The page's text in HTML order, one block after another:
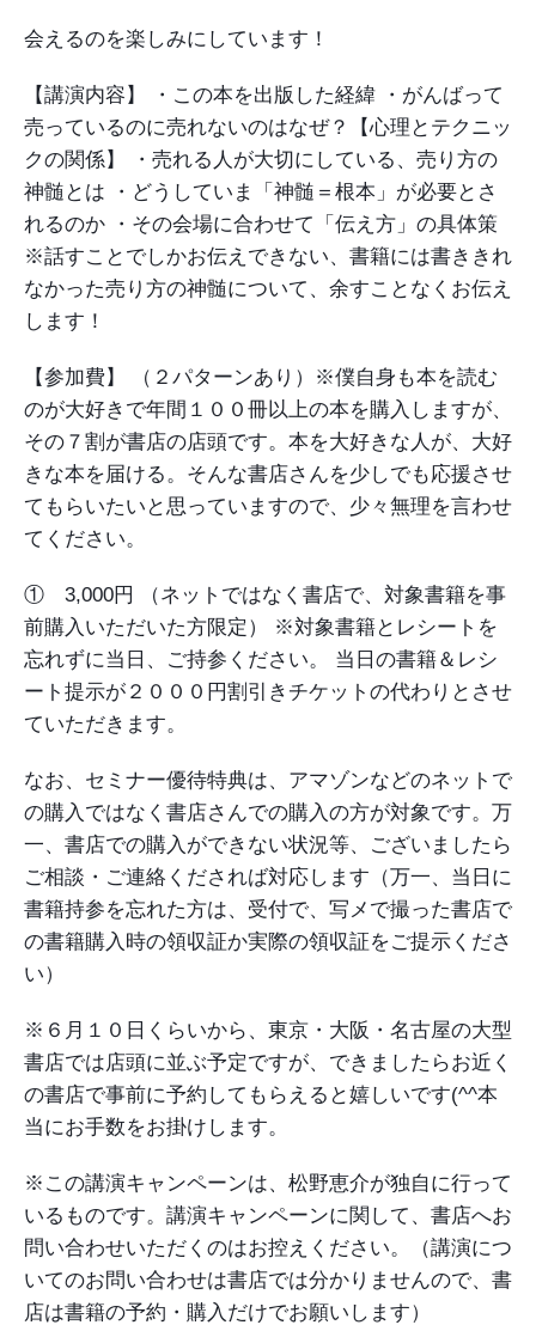
会えるのを楽しみにしています！
【講演内容】 ・この本を出版した経緯 ・がんばって
売っているのに売れないのはなぜ？【心理とテクニッ
クの関係】
・売れる人が大切にしている、売り方の
神髄とは ・どうしていま「神髄＝根本」が必要とさ
れるのか ・その会場に合わせて「伝え方」の具体策
※話すことでしかお伝えできない、書籍には書ききれ
なかった売り方の神髄について、余すことなくお伝え
します！
【参加費】
（２パターンあり）※僕自身も本を読む
のが大好きで年間１００冊以上の本を購入しますが、
その７割が書店の店頭です。本を大好きな人が、大好
きな本を届ける。そんな書店さんを少しでも応援させ
てもらいたいと思っていますので、少々無理を言わせ
てください。
① 3,000円
（ネットではなく書店で、対象書籍を事
前購入いただいた方限定）
※対象書籍とレシートを
忘れずに当日、ご持参ください。
当日の書籍＆レシ
ート提示が２０００円割引きチケットの代わりとさせ
ていただきます。
なお、セミナー優待特典は、アマゾンなどのネットで
の購入ではなく書店さんでの購入の方が対象です。万
一、書店での購入ができない状況等、ございましたら
ご相談・ご連絡くだされば対応します（万一、当日に
書籍持参を忘れた方は、受付で、写メで撮った書店で
の書籍購入時の領収証か実際の領収証をご提示くださ
い）
※６月１０日くらいから、東京・大阪・名古屋の大型
書店では店頭に並ぶ予定ですが、できましたらお近く
の書店で事前に予約してもらえると嬉しいです(^^本
当にお手数をお掛けします。
※この講演キャンペーンは、松野恵介が独自に行って
いるものです。講演キャンペーンに関して、書店へお
問い合わせいただくのはお控えください。（講演につ
いてのお問い合わせは書店では分かりませんので、書
店は書籍の予約・購入だけでお願いします）